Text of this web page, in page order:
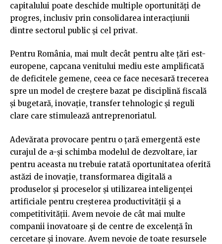
capitalului poate deschide multiple oportunități de
progres, inclusiv prin consolidarea interacțiunii
dintre sectorul public și cel privat.
Pentru România, mai mult decât pentru alte țări est-
europene, capcana venitului mediu este amplificată
de deficitele gemene, ceea ce face necesară trecerea
spre un model de creștere bazat pe disciplină fiscală
și bugetară, inovație, transfer tehnologic și reguli
clare care stimulează antreprenoriatul.
Adevărata provocare pentru o țară emergentă este
curajul de a-și schimba modelul de dezvoltare, iar
pentru aceasta nu trebuie ratată oportunitatea oferită
astăzi de inovație, transformarea digitală a
produselor și proceselor și utilizarea inteligenței
artificiale pentru creșterea productivității și a
competitivității. Avem nevoie de cât mai multe
companii inovatoare și de centre de excelență în
cercetare și inovare. Avem nevoie de toate resursele